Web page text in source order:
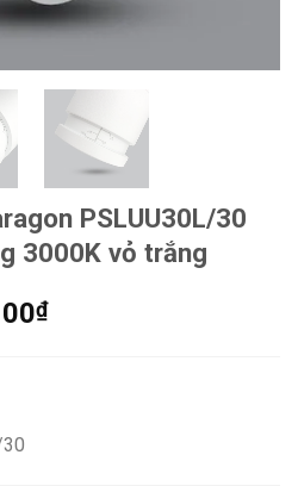
PSLUU30L/30
3000K vỏ trắng
₫Giá